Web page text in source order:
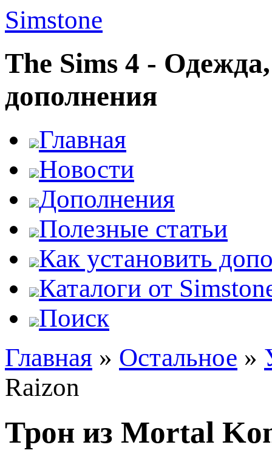
Simstone
The Sims 4 -
дополнения
Главная
Новости
Дополнения
Полезные статьи
Как установить
Каталоги от
Поиск
Главная » Остальное »
Raizon
Трон из Mortal